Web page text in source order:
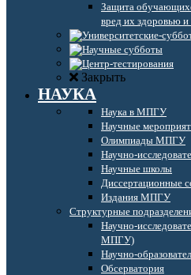
Защита
вред их здоровью
Закрыть
НАУКА
Наука в МПГУ
Научные
Олимпиады МПГУ
Научно-
Научные школы
Диссертационные
Издания МПГУ
Структурные
Научно-
МПГУ)
Научно-
Обсерватория